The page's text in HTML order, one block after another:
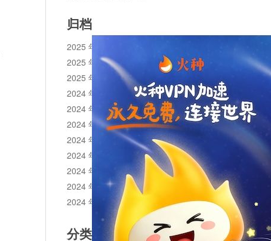
归档
2025 年 11 月
2025 年 10 月
2025 年 1 月
2024 年 12 月
2024 年 11 月
2024 年 10 月
2024 年 9 月
2024 年 8 月
2024 年 7 月
2024 年 6 月
2024 年 5 月
分类目录